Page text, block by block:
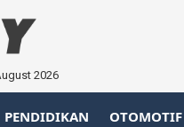
2026
PENDIDIKAN OTOMOTIF